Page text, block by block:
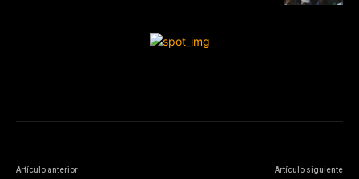
Artículo anterior Artículo siguiente